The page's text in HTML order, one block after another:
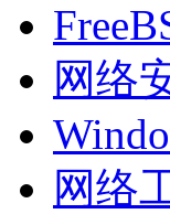
网络
网络